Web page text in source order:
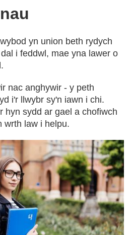
yn union beth rydych
i feddwl, mae yna lawer o
nac anghywir - y peth
i'r llwybr sy'n iawn i chi.
hyn sydd ar gael a chofiwch
wrth law i helpu.